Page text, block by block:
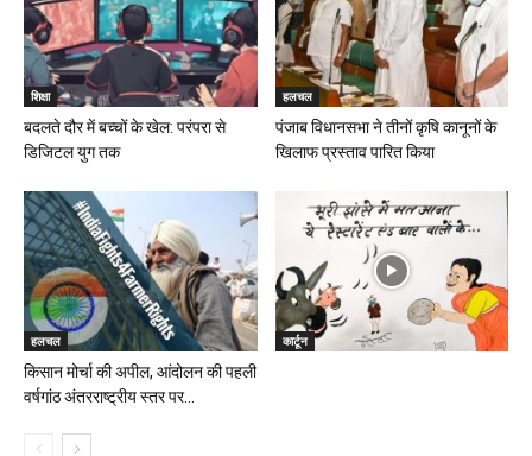
शिक्षा
बदलते दौर में बच्चों के खेल: परंपरा से
डिजिटल युग तक
हलचल
पंजाब विधानसभा ने तीनों कृषि कानूनों के
खिलाफ प्रस्ताव पारित किया
हलचल
किसान मोर्चा की अपील, आंदोलन की पहली
वर्षगांठ अंतरराष्ट्रीय स्तर पर...
कार्टून